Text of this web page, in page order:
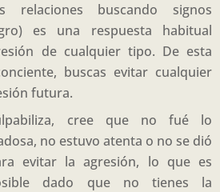
buscando signos
es una respuesta habitual
de cualquier tipo. De esta
buscas evitar cualquier
futura.
cree que no fué lo
no estuvo atenta o no se dió
evitar la agresión, lo que es
dado que no tienes la